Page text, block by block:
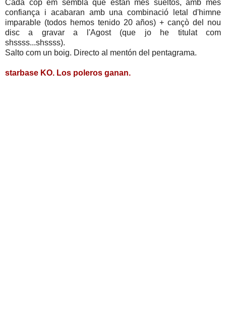
Cada cop em sembla que estàn més sueltos, amb més
confiança i acabaran amb una combinació letal d'himne
imparable (todos hemos tenido 20 años) + cançò del nou
disc a gravar a l'Agost (que jo he titulat com
shssss...shssss).
Salto com un boig. Directo al mentón del pentagrama.
starbase KO. Los poleros ganan.